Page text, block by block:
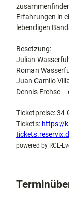
Erfahrungen in
lebendigen
Besetzung:
Julian
Roman
Juan Camilo
Dennis Frehse –
Ticketpreise: 34
Tickets: https://
powered by RCE-